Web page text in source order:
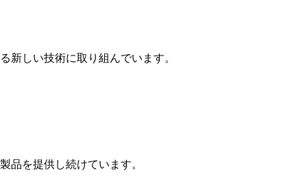
新しい技術に取り組んでいます。
品を提供し続けています。